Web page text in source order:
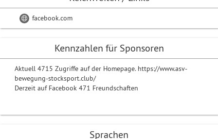
facebook.com
Kennzahlen für Sponsoren
Aktuell 4715 Zugriffe auf der Homepage. https://www.asv-
bewegung-stocksport.club/
Derzeit auf Facebook 471 Freundschaften
Sprachen